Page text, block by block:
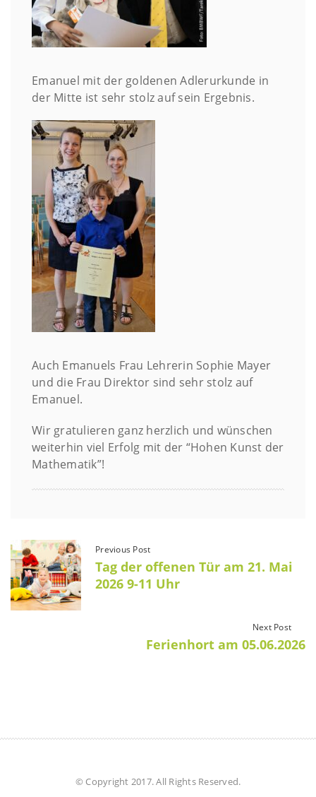
Emanuel mit der goldenen Adlerurkunde in
der Mitte ist sehr stolz auf sein Ergebnis.
Auch Emanuels Frau Lehrerin Sophie Mayer
und die Frau Direktor sind sehr stolz auf
Emanuel.
Wir gratulieren ganz herzlich und wünschen
weiterhin viel Erfolg mit der “Hohen Kunst der
Mathematik”!
Previous Post
Tag der offenen Tür am 21. Mai
2026 9-11 Uhr
Next Post
Ferienhort am 05.06.2026
© Copyright 2017. All Rights Reserved.